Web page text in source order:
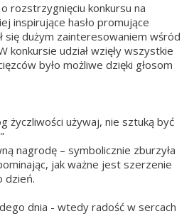
rozstrzygnięciu konkursu na
inspirujące hasło promujące
się dużym zainteresowaniem wśród
konkursie udział wzięły wszystkie
było możliwe dzięki głosom
życzliwości używaj, nie sztuką być
nagrodę – symbolicznie zburzyła
jak ważne jest szerzenie
dzień.
dnia - wtedy radość w sercach